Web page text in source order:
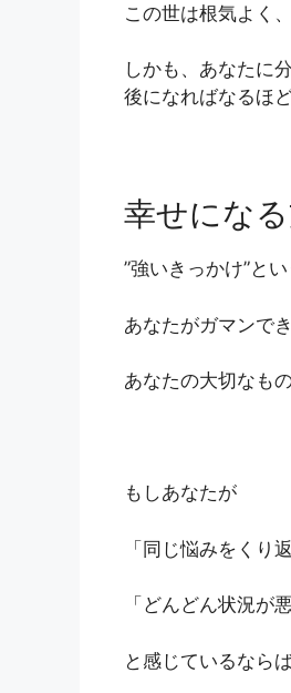
この世は根気よく
しかも、あなたに
後になればなるほ
幸せにな
”強いきっかけ”と
あなたがガマンで
あなたの大切なも
もしあなたが
「同じ悩みをくり
「どんどん状況が
と感じているならば